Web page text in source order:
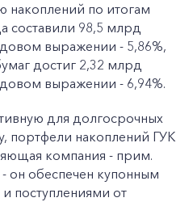
по итогам
составили 98,5 млрд
выражении - 5,86%,
достиг 2,32 млрд
выражении - 6,94%.
для долгосрочных
портфели накоплений ГУК
компания - прим.
он обеспечен купонным
поступлениями от